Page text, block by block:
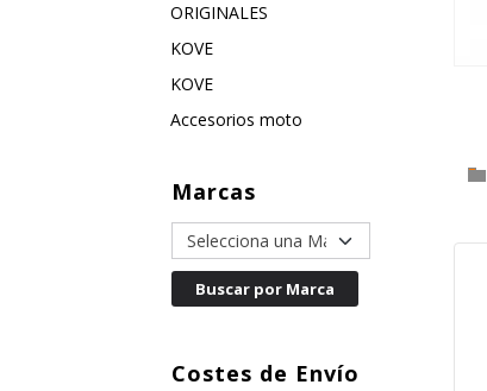
ORIGINALES
KOVE
KOVE
Accesorios moto
Marcas
Costes de Envío